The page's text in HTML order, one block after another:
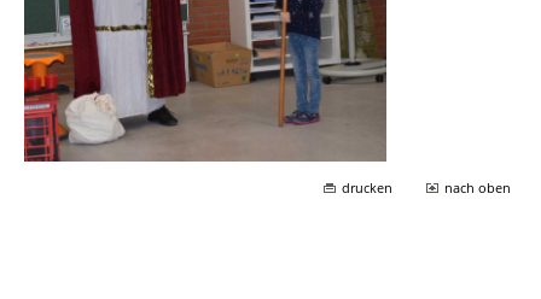
drucken nach oben